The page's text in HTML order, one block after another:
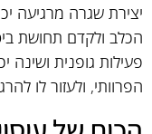
יצירת שגרה מרגיעה
הכלב ולקדם תחושת
פעילות גופנית ושינה
הפרוותי, ולעזור לו